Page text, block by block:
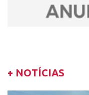
+ NOTÍCIAS